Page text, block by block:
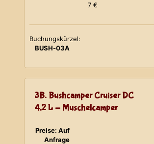
7 €
Buchungskürzel:
BUSH-03A
3B. Bushcamper Cruiser DC
4,2 L - Muschelcamper
Preise: Auf
Anfrage